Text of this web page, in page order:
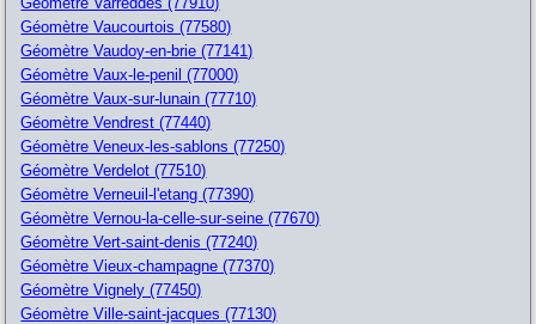
Géomètre Vaucourtois (77580)
Géomètre Vaudoy-en-brie (77141)
Géomètre Vaux-le-penil (77000)
Géomètre Vaux-sur-lunain (77710)
Géomètre Vendrest (77440)
Géomètre Veneux-les-sablons (77250)
Géomètre Verdelot (77510)
Géomètre Verneuil-l'etang (77390)
Géomètre Vernou-la-celle-sur-seine (77670)
Géomètre Vert-saint-denis (77240)
Géomètre Vieux-champagne (77370)
Géomètre Vignely (77450)
Géomètre Ville-saint-jacques (77130)